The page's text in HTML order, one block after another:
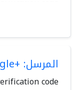
المرسل: +Google
code.